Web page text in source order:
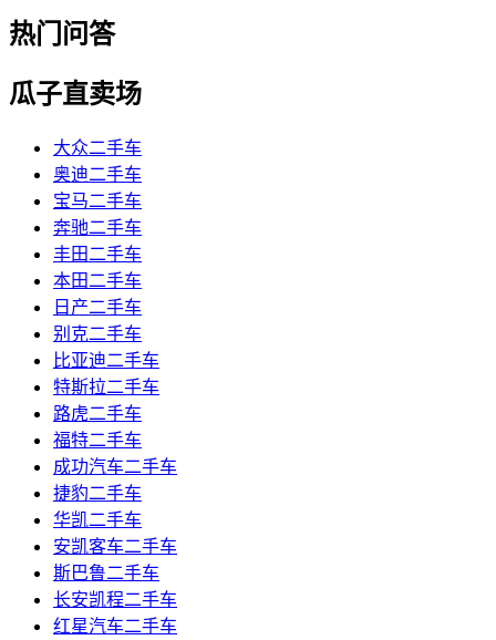
热门问答
瓜子直卖场
大众二手车
奥迪二手车
宝马二手车
奔驰二手车
丰田二手车
本田二手车
日产二手车
别克二手车
比亚迪二手车
特斯拉二手车
路虎二手车
福特二手车
成功汽车二手车
捷豹二手车
华凯二手车
安凯客车二手车
斯巴鲁二手车
长安凯程二手车
红星汽车二手车